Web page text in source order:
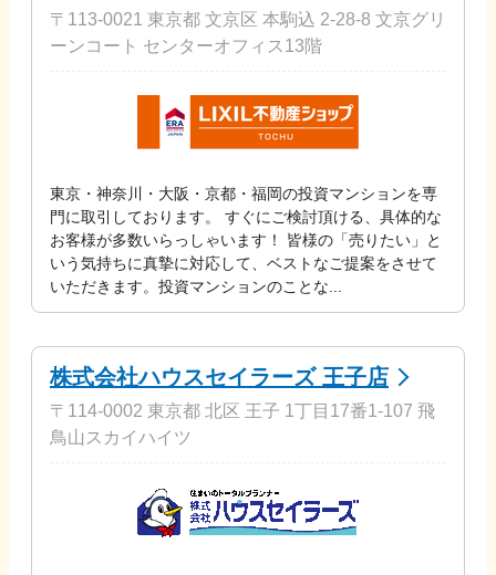
〒113-0021 東京都 文京区 本駒込 2-28-8 文京グリ
ーンコート センターオフィス13階
東京・神奈川・大阪・京都・福岡の投資マンションを専
門に取引しております。 すぐにご検討頂ける、具体的な
お客様が多数いらっしゃいます！ 皆様の「売りたい」と
いう気持ちに真摯に対応して、ベストなご提案をさせて
いただきます。投資マンションのことな...
株式会社ハウスセイラーズ 王子店
〒114-0002 東京都 北区 王子 1丁目17番1-107 飛
鳥山スカイハイツ